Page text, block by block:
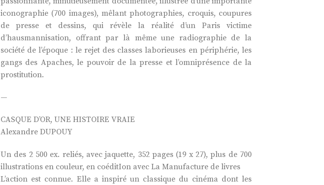
iconographie (700 images), mêlant photographies, croquis, coupures
de presse et dessins, qui révèle la réalité d’un Paris victime
d’hausmannisation, offrant par là même une radiographie de la
société de l’époque : le rejet des classes laborieuses en périphérie, les
gangs des Apaches, le pouvoir de la presse et l’omniprésence de la
prostitution.
—
CASQUE D’OR, UNE HISTOIRE VRAIE
Alexandre DUPOUY
Un des 2 500 ex. reliés, avec jaquette, 352 pages (19 x 27), plus de 700
illustrations en couleur, en coéditIon avec La Manufacture de livres
L’action est connue. Elle a inspiré un classique du cinéma dont les